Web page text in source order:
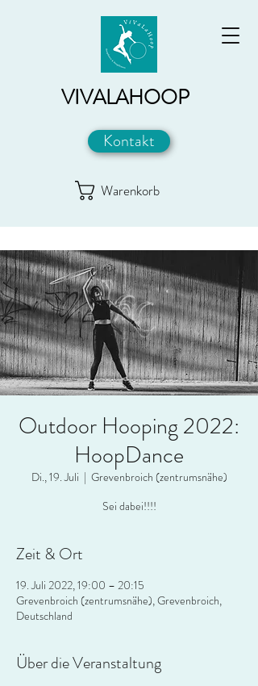
VIVALAHOOP
Kontakt
Warenkorb
Outdoor Hooping 2022:
HoopDance
Di., 19. Juli
  |
Grevenbroich (zentrumsnähe)
Sei dabei!!!!
Zeit & Ort
19. Juli 2022, 19:00 – 20:15
Grevenbroich (zentrumsnähe), Grevenbroich,
Deutschland
Über die Veranstaltung